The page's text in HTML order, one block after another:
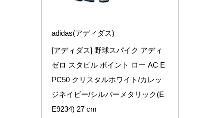
adidas(アディダス)
[アディダス] 野球スパイク アディ
ゼロ スタビル ポイント ロー AC E
PC50 クリスタルホワイト/カレッ
ジネイビー/シルバーメタリック(E
E9234) 27 cm